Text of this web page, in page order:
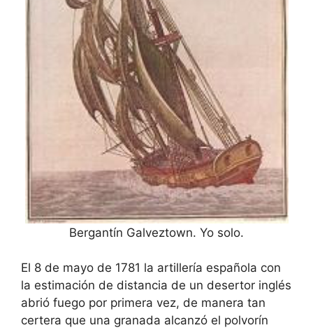
Bergantín Galveztown. Yo solo.
El 8 de mayo de 1781 la artillería española con
la estimación de distancia de un desertor inglés
abrió fuego por primera vez, de manera tan
certera que una granada alcanzó el polvorín